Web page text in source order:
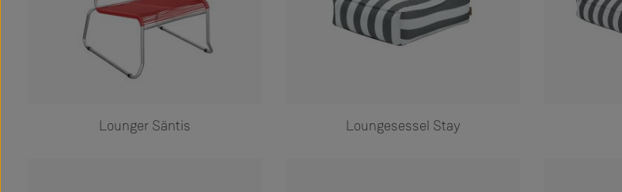
Lounger Säntis Loungesessel Stay